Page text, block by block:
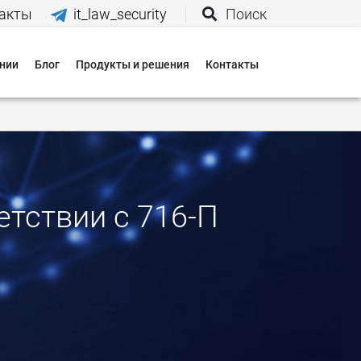
it_law_security Поиск
нас
оплаты
Блог Продукты и решения Контакты
с 716-П